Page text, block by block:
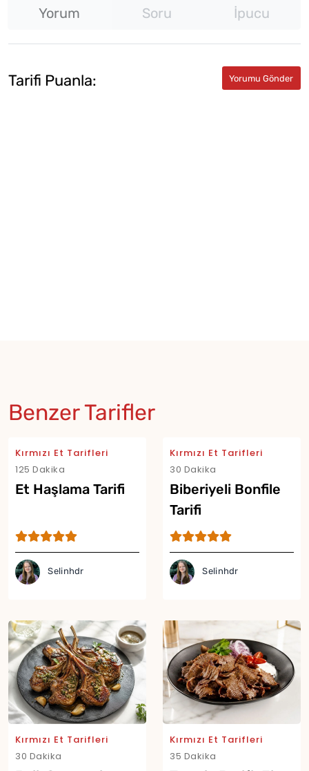
Yorum Soru İpucu
Tarifi Puanla:
Benzer Tarifler
Kırmızı Et Tarifleri
125 Dakika
Et Haşlama Tarifi
Selinhdr
Kırmızı Et Tarifleri
30 Dakika
Biberiyeli Bonfile
Tarifi
Selinhdr
Kırmızı Et Tarifleri
30 Dakika
Kırmızı Et Tarifleri
35 Dakika